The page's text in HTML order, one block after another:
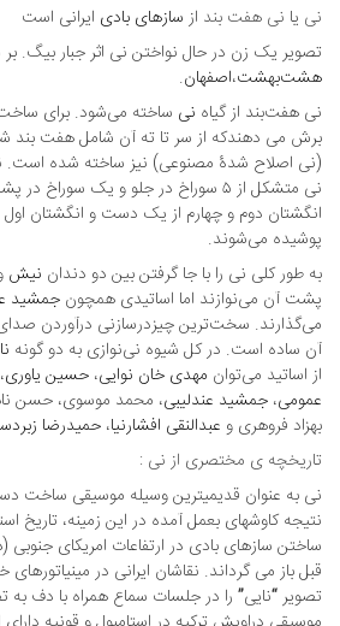
نی یا نی هفت بند از سازهای بادی ایرانی است
تصویر یک زن در حال نواختن نی اثر جبار بیگ. بر
هشت‌بهشت،اصفهان.
نی هفت‌بند از گیاه نی ساخته می‌شود. برای
برش می دهندکه از سر تا ته آن شامل هفت بند
(نی اصلاح شدهٔ مصنوعی) نیز ساخته شده است.
نی متشکل از ۵ سوراخ در جلو و یک
انگشتان دوم و چهارم از یک دست و انگشتان اول
پوشیده می‌شوند.
به طور کلی نی را با جا گرفتن بین دو دندان نیش
پشت آن می‌نوازند اما اساتیدی همچون جمشید
می‌گذارند. سخت‌ترین چیزدرسازنی درآوردن
آن ساده است. در کل شیوه نی‌نوازی به دو گونه
از اساتید می‌توان مهدی خان نوایی، حسین یاوری،
عمومی، جمشید عندلیبی، محمد موسوی، حسن
بهزاد فروهری و عبدالنقی افشارنیا، حمیدرضا
تاریخچه ی مختصری از نی :
نی به عنوان قدیمیترین وسیله موسیقی
نتیجه کاوشهای بعمل آمده در این زمینه، تاریخ
ساختن سازهای بادی در ارتفاعات امریکای جنوبی
قبل باز می گرداند. نقاشان ایرانی در مینیاتورهای
تصویر “نایی” را در جلسات سماع همراه با دف